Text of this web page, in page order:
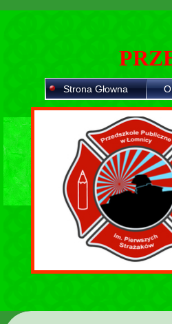
Strona Głowna